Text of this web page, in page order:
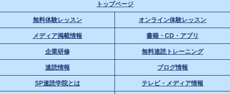
トップページ
無料体験レッスン オンライン体験レッスン
メディア掲載情報 書籍・CD・アプリ
企業研修 無料速読トレーニング
速読情報 ブログ情報
SP速読学院とは テレビ・メディア情報